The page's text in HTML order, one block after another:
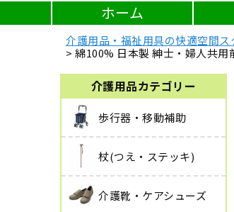
ホーム
介護用品・福祉用具の快適空間ス
綿100% 日本製 紳士・婦人共
介護用品カテゴリー
歩行器・移動補助
杖(つえ・ステッキ)
介護靴・ケアシューズ